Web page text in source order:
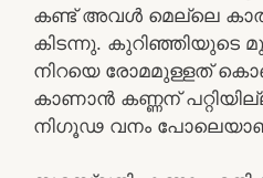
കണ്ട് അവൾ മെല്ലെ
കിടന്നു. കുറിഞ്ഞിയുടെ
നിറയെ രോമമുള്ളത്
കാണാൻ കണ്ണന്
നിഗൂഢ വനം